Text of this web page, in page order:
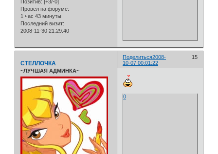
Позитив: [+3/-0]
Провел на форуме:
1 час 43 минуты
Последний визит:
2008-11-30 21:29:40
Поделиться 15
2008-
10-07 00:01:22
СТЕЛЛОЧКА
~ЛУЧШАЯ АДМИНКА~
0